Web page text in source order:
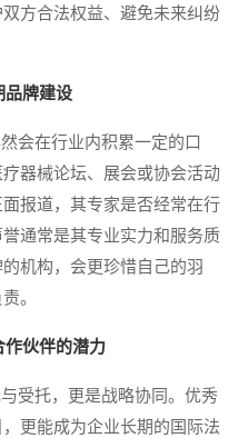
方合法权益、避免未来纠纷
品牌建设
在行业内积累一定的口
器械论坛、展会或协会活动
报道，其专家是否经常在行
通常是其专业实力和服务质
机构，会更珍惜自己的羽
。
作伙伴的潜力
托，更是战略协同。优秀
更能成为企业长期的国际法